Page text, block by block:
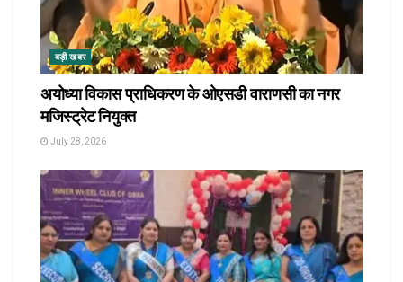
बड़ी खबर
अयोध्या विकास प्राधिकरण के ओएसडी वाराणसी का नगर
मजिस्ट्रेट नियुक्त
July 28, 2026